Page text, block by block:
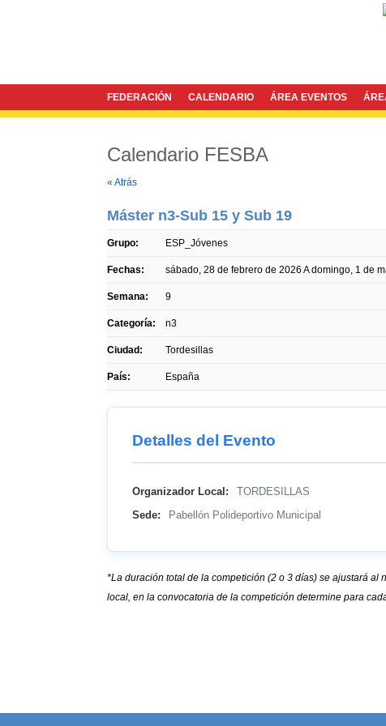
FEDERACIÓN CALENDARIO ÁREA EVENTOS
Calendario FESBA
« Atrás
Máster n3-Sub 15 y Sub 19
Grupo: ESP_Jóvenes
Fechas: sábado, 28 de febrero de 2026 Adomingo, 1 de
Semana: 9
Categoría: n3
Ciudad: Tordesillas
País: España
Detalles del Evento
Organizador Local: TORDESILLAS
Sede: Pabellón Polideportivo Municipal
*La duración total de la competición (2 o 3 días) se ajustará
local, en la convocatoria de la competición determine para